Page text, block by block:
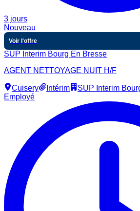
3 jours
Nouveau
Voir l'offre
SUP Interim Bourg En Bresse
AGENT NETTOYAGE NUIT H/F
Cuisery Intérim
SUP Interim
Employé